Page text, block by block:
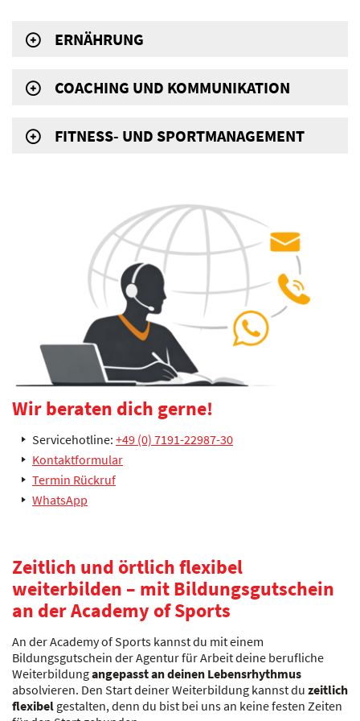
ERNÄHRUNG
COACHING UND KOMMUNIKATION
FITNESS- UND SPORTMANAGEMENT
Wir beraten dich gerne!
Servicehotline: +49 (0) 7191-22987-30
Kontaktformular
Termin Rückruf
WhatsApp
Zeitlich und örtlich flexibel
weiterbilden – mit Bildungsgutschein
an der Academy of Sports
An der Academy of Sports kannst du mit einem
Bildungsgutschein der Agentur für Arbeit deine berufliche
Weiterbildungangepasst an deinen Lebensrhythmus
absolvieren. Den Start deiner Weiterbildung kannst du zeitlich
flexibel gestalten, denn du bist bei uns an keine festen Zeiten